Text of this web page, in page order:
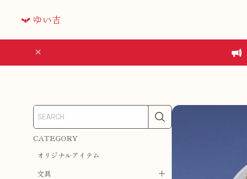
CATEGORY
オリジナルアイテム
文具